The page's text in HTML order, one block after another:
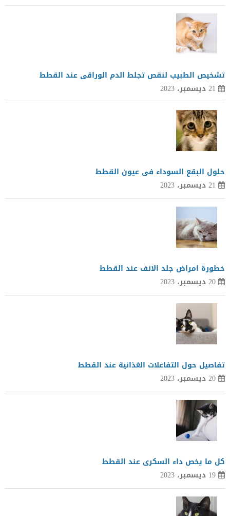
تشخيص الطبيب لنقص تجلط الدم الوراقى عند القطط
21 ديسمبر، 2023
حلول البقع السوداء فى عيون القطط
21 ديسمبر، 2023
خطورة امراض جلد الانف عند القطط
20 ديسمبر، 2023
تفاصيل حول التفاعلات الغذائية عند القطط
20 ديسمبر، 2023
كل ما يخص داء السكرى عند القطط
19 ديسمبر، 2023